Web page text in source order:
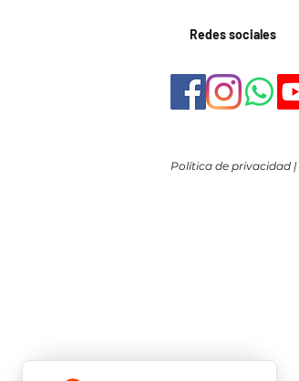
Redes sociales
Política de privacidad |